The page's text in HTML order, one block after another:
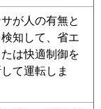
P112K7GB
PA-
が人の有無と
知して、省エ
は快適制御を
て運転しま